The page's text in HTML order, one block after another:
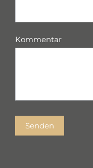
Kommentar
Senden